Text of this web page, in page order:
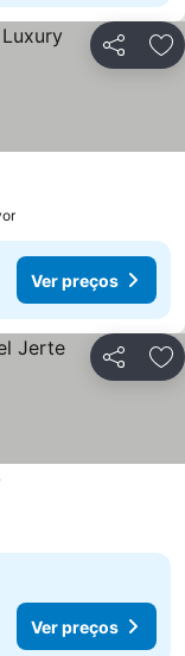
Partilhar
Ver preços
Partilhar
Ver preços